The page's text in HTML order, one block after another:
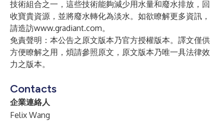
技術組合之一，這些技術能夠減少用水量和廢水排放，回
收寶貴資源，並將廢水轉化為淡水。如欲瞭解更多資訊，
請造訪www.gradiant.com。
免責聲明：本公告之原文版本乃官方授權版本。譯文僅供
方便瞭解之用，煩請參照原文，原文版本乃唯一具法律效
力之版本。
Contacts
企業連絡人
Felix Wang